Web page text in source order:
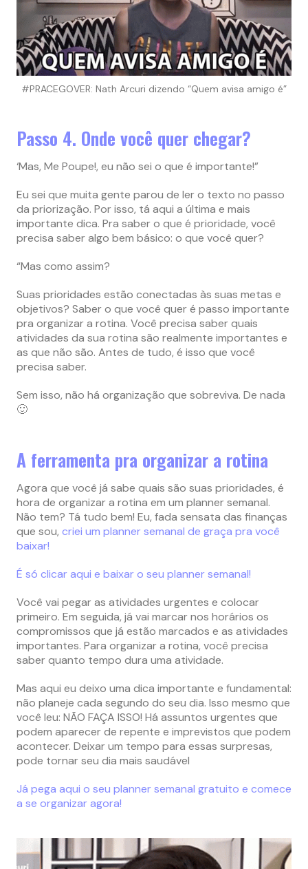
#PRACEGOVER: Nath Arcuri dizendo “Quem avisa amigo é”
Passo 4. Onde você quer chegar?
‘Mas, Me Poupe!, eu não sei o que é importante!”
Eu sei que muita gente parou de ler o texto no passo
da priorização. Por isso, tá aqui a última e mais
importante dica. Pra saber o que é prioridade, você
precisa saber algo bem básico: o que você quer?
“Mas como assim?
Suas prioridades estão conectadas às suas metas e
objetivos? Saber o que você quer é passo importante
pra organizar a rotina. Você precisa saber quais
atividades da sua rotina são realmente importantes e
as que não são. Antes de tudo, é isso que você
precisa saber.
Sem isso, não há organização que sobreviva. De nada
🙂
A ferramenta pra organizar a rotina
Agora que você já sabe quais são suas prioridades, é
hora de organizar a rotina em um planner semanal.
Não tem? Tá tudo bem! Eu, fada sensata das finanças
que sou, criei um planner semanal de graça pra você
baixar!
É só clicar aqui e baixar o seu planner semanal!
Você vai pegar as atividades urgentes e colocar
primeiro. Em seguida, já vai marcar nos horários os
compromissos que já estão marcados e as atividades
importantes. Para organizar a rotina, você precisa
saber quanto tempo dura uma atividade.
Mas aqui eu deixo uma dica importante e fundamental:
não planeje cada segundo do seu dia. Isso mesmo que
você leu: NÃO FAÇA ISSO! Há assuntos urgentes que
podem aparecer de repente e imprevistos que podem
acontecer. Deixar um tempo para essas surpresas,
pode tornar seu dia mais saudável
Já pega aqui o seu planner semanal gratuito e comece
a se organizar agora!